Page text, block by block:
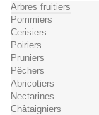
Arbres fruitiers
Pommiers
Cerisiers
Poiriers
Pruniers
Pêchers
Abricotiers
Nectarines
Châtaigniers